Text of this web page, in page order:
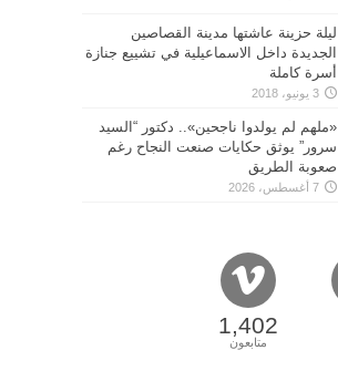
ليلة حزينة عاشتها مدينة القصاصين
الجديدة داخل الاسماعيلية في تشييع جنازة
أسرة كاملة
3 يونيو، 2018
«ملهم لم يولدوا ناجحين».. دكتور “السيد
سرور” يوثق حكايات صنعت النجاح رغم
صعوبة الطريق
7 أغسطس، 2026
1,402
متابعون